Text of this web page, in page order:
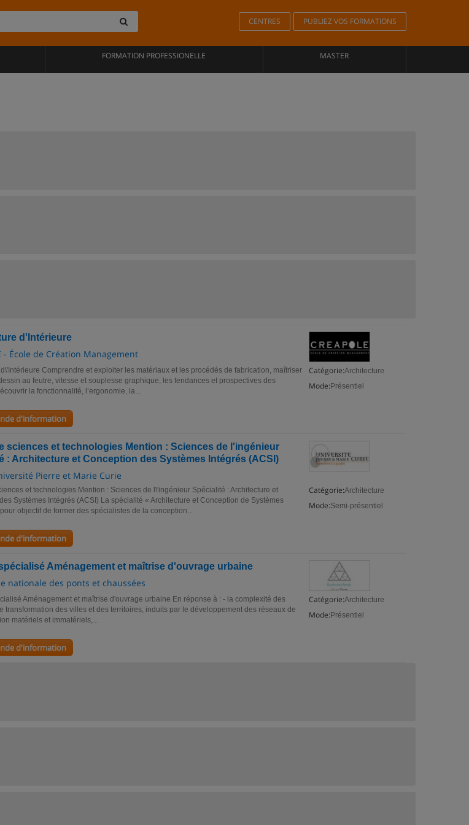
CENTRES PUBLIEZ VOS FORMATIONS
FORMATION PROFESSIONELLE MASTER
d'Intérieure
- École de Création Management
Catégorie:Architecture
Mode: Présentiel
Comprendre et exploiter les matériaux et les procédés de fabrication, maîtriser
au feutre, vitesse et souplesse graphique, les tendances et prospectives des
la fonctionnalité, l’ergonomie, la...
d'information
sciences et technologies Mention : Sciences de l'ingénieur
: Architecture et Conception des Systèmes Intégrés (ACSI)
Pierre et Marie Curie
Catégorie:Architecture
Mode:Semi-présentiel
et technologies Mention : Sciences de l\'ingénieur Spécialité : Architecture et
Systèmes Intégrés (ACSI) La spécialité « Architecture et Conception de Systèmes
pour objectif de former des spécialistes de la conception...
d'information
Aménagement et maîtrise d'ouvrage urbaine
nationale des ponts et chaussées
Catégorie:Architecture
Mode: Présentiel
Aménagement et maîtrise d'ouvrage urbaine En réponse à : - la complexité des
transformation des villes et des territoires, induits par le développement des réseaux de
matériels et immatériels,...
d'information